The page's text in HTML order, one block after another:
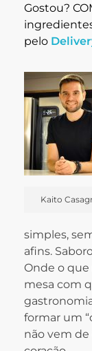
Gostou?
pelo
Kaito
simples,
afins.
Onde o
mesa com
formar um
não vem de